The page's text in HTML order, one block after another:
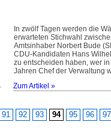
In zwölf Tagen werden die
erwarteten Stichwahl
Amtsinhaber Norbert Bude
CDU-Kandidaten Hans
zu entscheiden haben, wer
Jahren Chef der Verwaltung
Zum Artikel »
91 92 93 94 95 96
97